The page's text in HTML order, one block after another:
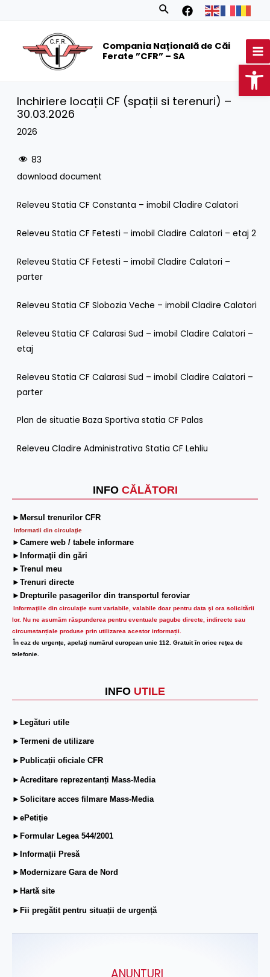
Search
Compania Națională de Căi
Ferate ”CFR” – SA
INFO CĂLĂTORI
►Mersul trenurilor CFR
Informatii din circulaţie
►Camere web / tabele informare
►Informaţii din gări
►Trenul meu
►Trenuri directe
►Drepturile pasagerilor din transportul feroviar
Informaţiile din circulaţie sunt variabile, valabile doar pentru data şi ora solicitării
lor. Nu ne asumăm răspunderea pentru eventuale pagube directe, indirecte sau
circumstanțiale produse prin utilizarea acestor informații.
În caz de urgenţe, apelaţi numărul european unic 112. Gratuit în orice reţea de
telefonie.
INFO UTILE
►Legături utile
►Termeni de utilizare
►Publicații oficiale CFR
►Acreditare reprezentanți Mass-Media
►Solicitare acces filmare Mass-Media
►ePetiție
►Formular Legea 544/2001
►Informații Presă
►Modernizare Gara de Nord
►Hartă site
►Fii pregătit pentru situații de urgență
Inchiriere locații CF (spații si terenuri) –
30.03.2026
2026
83
download document
Releveu Statia CF Constanta – imobil Cladire Calatori
Releveu Statia CF Fetesti – imobil Cladire Calatori – etaj 2
Releveu Statia CF Fetesti – imobil Cladire Calatori –
parter
Releveu Statia CF Slobozia Veche – imobil Cladire Calatori
Releveu Statia CF Calarasi Sud – imobil Cladire Calatori –
etaj
Releveu Statia CF Calarasi Sud – imobil Cladire Calatori –
parter
Plan de situatie Baza Sportiva statia CF Palas
Releveu Cladire Administrativa Statia CF Lehliu
ANUNŢURI